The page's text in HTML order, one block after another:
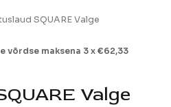
SQUARE Valge
võrdse maksena 3 x €62,33
Valge